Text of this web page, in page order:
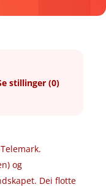
stillinger (0)
og
Dei flotte